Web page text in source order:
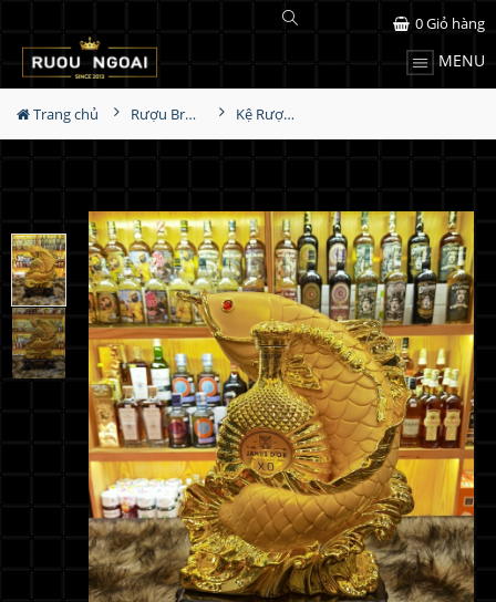
MENU
0Giỏ hàng
Trang chủ Rượu Brandy Kệ Rượu Janus Dor XO - Cá Kim Long MS1